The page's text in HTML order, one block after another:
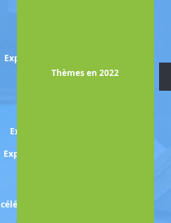
Exposition Fernande OLIVIER
et Pablo PICASSO
Exposition PICASSO mania
Exposition PICASSO -périodes
célébration- la collection prend
Thèmes en 2022